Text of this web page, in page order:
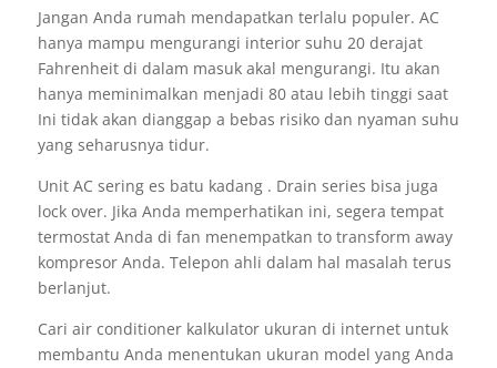
Jangan Anda rumah mendapatkan terlalu populer. AC
hanya mampu mengurangi interior suhu 20 derajat
Fahrenheit di dalam masuk akal mengurangi. Itu akan
hanya meminimalkan menjadi 80 atau lebih tinggi saat
Ini tidak akan dianggap a bebas risiko dan nyaman suhu
yang seharusnya tidur.
Unit AC sering es batu kadang . Drain series bisa juga
lock over. Jika Anda memperhatikan ini, segera tempat
termostat Anda di fan menempatkan to transform away
kompresor Anda. Telepon ahli dalam hal masalah terus
berlanjut.
Cari air conditioner kalkulator ukuran di internet untuk
membantu Anda menentukan ukuran model yang Anda